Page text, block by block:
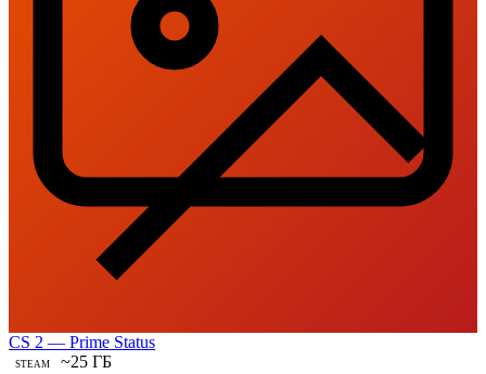
CS 2 — Prime Status
STEAM ~25 ГБ